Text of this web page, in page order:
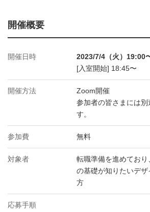
開催概要
開催日時
2023/7/4（火）19:00
[入室開始] 18:45〜
開催方法
Zoom開催
参加者の皆さまには別
す。
参加費 無料
対象者
転職準備を進めてお
の基礎が知りたいデ
方
応募手順